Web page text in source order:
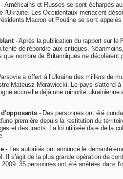
Américains et Russes se sont écharpés
l'Ukraine. Les Occidentaux menacent
Macron et Poutine se sont
- Après la publication du rapport sur le
de répondre aux critiques.
nombre de Britanniques ne décolèrent
a offert à l'Ukraine des milliers de
Mateusz Morawiecki. Le pays s'attend à
accueille déjà une minorité ukrainienne
- Des personnes ont été
première depuis la restitution du
et des tracts. La loi utilisée date de la
- Les autorités ont annoncé le
Il s’agit de la plus grande opération de
35 personnes ont été arrêtées dans